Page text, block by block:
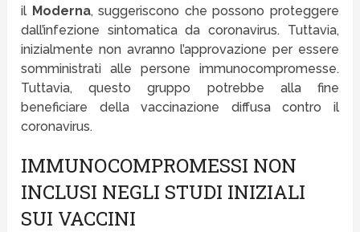
il Moderna, suggeriscono che possono proteggere
dall’infezione sintomatica da coronavirus. Tuttavia,
inizialmente non avranno l’approvazione per essere
somministrati alle persone immunocompromesse.
Tuttavia, questo gruppo potrebbe alla fine
beneficiare della vaccinazione diffusa contro il
coronavirus.
IMMUNOCOMPROMESSI NON
INCLUSI NEGLI STUDI INIZIALI
SUI VACCINI